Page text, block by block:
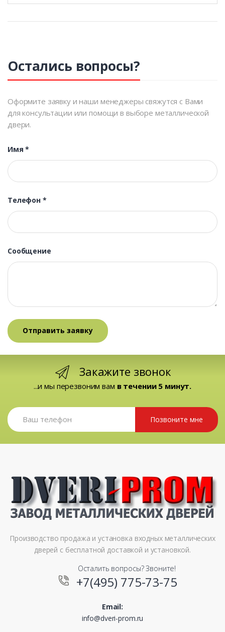
Остались вопросы?
Оформите заявку и наши менеджеры свяжутся с Вами
для консультации или помощи в выборе металлической
двери.
Имя*
Телефон *
Сообщение
Закажите звонок
...и мы перезвоним вам в течении 5 минут.
Позвоните мне
Производство продажа и установка входных металлических
дверей с бесплатной доставкой и установкой.
Осталить вопросы? Звоните!
+7(495) 775-73-75
Email:
info@dveri-prom.ru